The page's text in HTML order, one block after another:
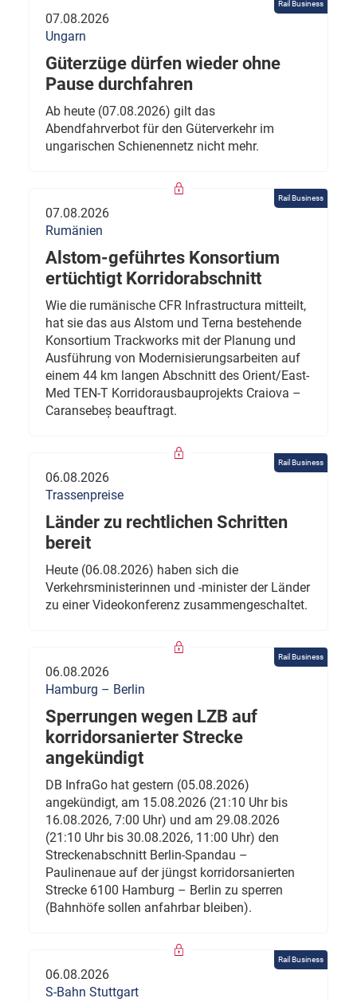
Rail Business
07.08.2026
Ungarn
Güterzüge dürfen wieder ohne
Pause durchfahren
Ab heute (07.08.2026) gilt das
Abendfahrverbot für den Güterverkehr im
ungarischen Schienennetz nicht mehr.
Rail Business
07.08.2026
Rumänien
Alstom-geführtes Konsortium
ertüchtigt Korridorabschnitt
Wie die rumänische CFR Infrastructura mitteilt,
hat sie das aus Alstom und Terna bestehende
Konsortium Trackworks mit der Planung und
Ausführung von Modernisierungsarbeiten auf
einem 44 km langen Abschnitt des Orient/East-
Med TEN-T Korridorausbauprojekts Craiova –
Caransebeș beauftragt.
Rail Business
06.08.2026
Trassenpreise
Länder zu rechtlichen Schritten
bereit
Heute (06.08.2026) haben sich die
Verkehrsministerinnen und -minister der Länder
zu einer Videokonferenz zusammengeschaltet.
Rail Business
06.08.2026
Hamburg – Berlin
Sperrungen wegen LZB auf
korridorsanierter Strecke
angekündigt
DB InfraGo hat gestern (05.08.2026)
angekündigt, am 15.08.2026 (21:10 Uhr bis
16.08.2026, 7:00 Uhr) und am 29.08.2026
(21:10 Uhr bis 30.08.2026, 11:00 Uhr) den
Streckenabschnitt Berlin-Spandau –
Paulinenaue auf der jüngst korridorsanierten
Strecke 6100 Hamburg – Berlin zu sperren
(Bahnhöfe sollen anfahrbar bleiben).
Rail Business
06.08.2026
S-Bahn Stuttgart